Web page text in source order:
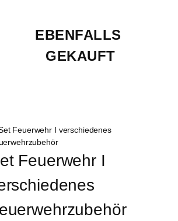
EBENFALLS
GEKAUFT
Feuerwehr I